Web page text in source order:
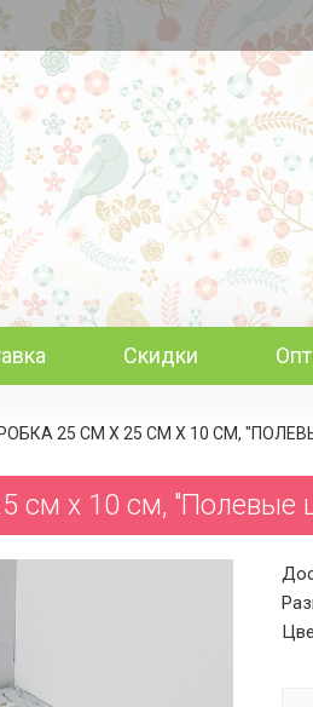
Скидки Опт
25 СМ Х 25 СМ Х 10 СМ,
см х 10 см, "Полевые